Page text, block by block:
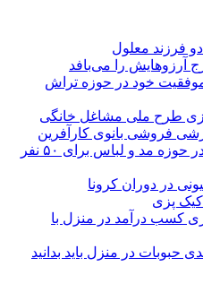
دو فرزند معلول
آرزوهایش را می‌بافد
موفقیت خود در حوزه تراش
طرح ملی مشاغل خانگی
فروشی بانوی کارآفرین
روایت بانوی کارآفرینی که در حوزه مد و لباس برای ۵۰ نفر
در دوران کرونا
کیک پزی
کسب درآمد در منزل با
حبوبات در منزل باید بدانید